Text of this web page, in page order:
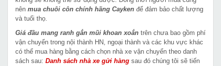
nên mua chuôi côn chính hãng Cayken để đảm bảo chất lượng
và tuổi thọ.
Giá đầu mang ranh gắn mũi khoan xoắn trên chưa bao gồm phí
vận chuyển trong nội thành HN, ngoại thành và các khu vực khác
có thể mua hàng bằng cách chọn nhà xe vận chuyển theo danh
sách sau: Danh sách nhà xe gửi hàng sau đó chúng tôi sẽ tiến